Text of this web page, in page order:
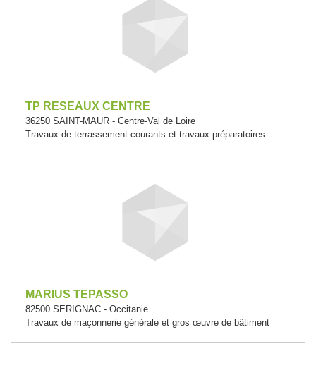
TP RESEAUX CENTRE
36250 SAINT-MAUR - Centre-Val de Loire
Travaux de terrassement courants et travaux préparatoires
MARIUS TEPASSO
82500 SERIGNAC - Occitanie
Travaux de maçonnerie générale et gros œuvre de bâtiment